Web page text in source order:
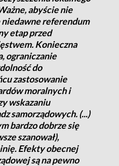
abyście nie
niedawne referendum
etap przed
Konieczna
ograniczanie
do
zastosowanie
moralnych i
wskazaniu
samorządowych. (...)
bardzo dobrze się
szanował),
Efekty obecnej
są na pewno